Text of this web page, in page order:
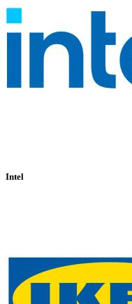
Intel